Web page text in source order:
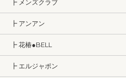
┣ メンズクラブ
┣ アンアン
┣ 花椿●BELL
┣ エルジャポン